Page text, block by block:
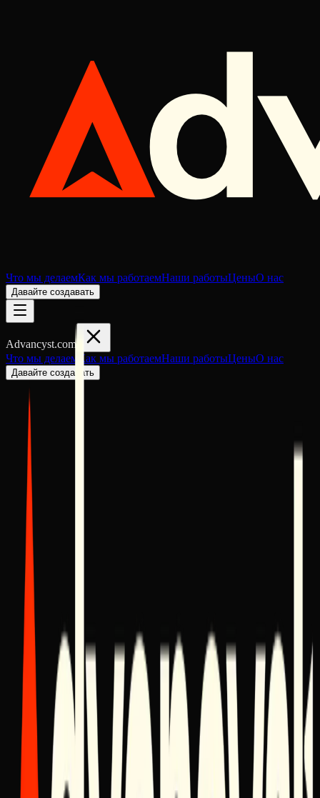
Что мы делаемКак мы работаемНаши работыЦеныО нас
Давайте создавать
Advancyst.com
Что мы делаем
Как мы работаемНаши работыЦеныО нас
Давайте создавать